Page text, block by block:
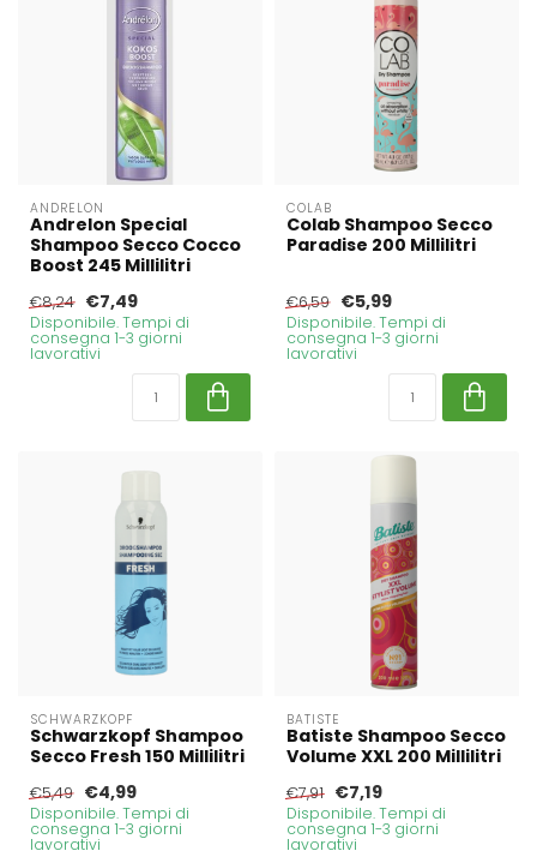
ANDRELON
Andrelon Special
Shampoo Secco Cocco
Boost 245 Millilitri
€8,24 €7,49
Disponibile. Tempi di
consegna 1-3 giorni
lavorativi
COLAB
Colab Shampoo Secco
Paradise 200 Millilitri
€6,59 €5,99
Disponibile. Tempi di
consegna 1-3 giorni
lavorativi
SCHWARZKOPF
Schwarzkopf Shampoo
Secco Fresh 150 Millilitri
€5,49 €4,99
Disponibile. Tempi di
consegna 1-3 giorni
lavorativi
BATISTE
Batiste Shampoo Secco
Volume XXL 200 Millilitri
€7,91 €7,19
Disponibile. Tempi di
consegna 1-3 giorni
lavorativi